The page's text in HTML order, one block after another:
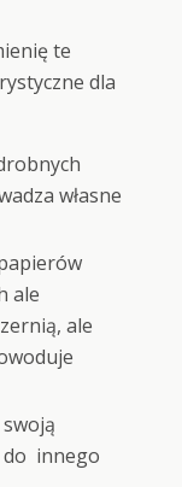
te
dla
własne
ale
ale
do innego